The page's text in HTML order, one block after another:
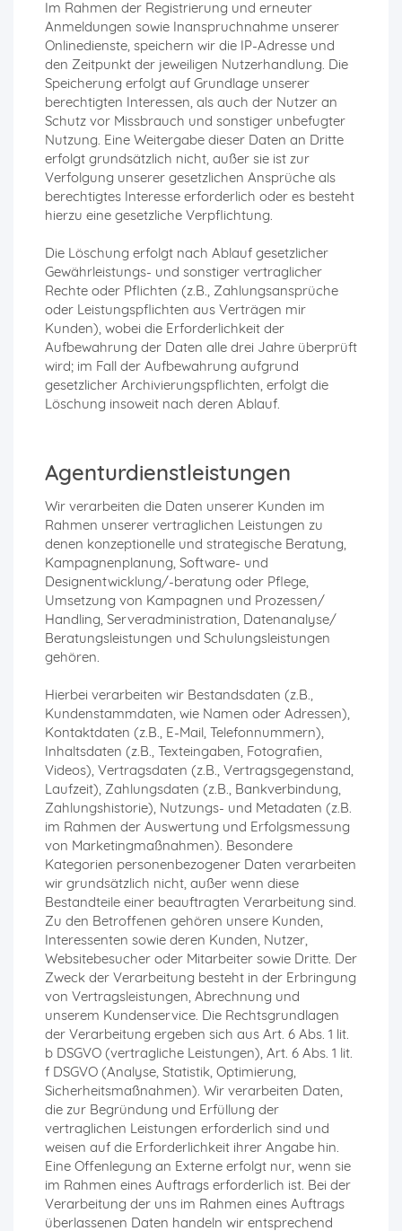
Im Rahmen der Registrierung und erneuter
Anmeldungen sowie Inanspruchnahme unserer
Onlinedienste, speichern wir die IP-Adresse und
den Zeitpunkt der jeweiligen Nutzerhandlung. Die
Speicherung erfolgt auf Grundlage unserer
berechtigten Interessen, als auch der Nutzer an
Schutz vor Missbrauch und sonstiger unbefugter
Nutzung. Eine Weitergabe dieser Daten an Dritte
erfolgt grundsätzlich nicht, außer sie ist zur
Verfolgung unserer gesetzlichen Ansprüche als
berechtigtes Interesse erforderlich oder es besteht
hierzu eine gesetzliche Verpflichtung.
Die Löschung erfolgt nach Ablauf gesetzlicher
Gewährleistungs- und sonstiger vertraglicher
Rechte oder Pflichten (z.B., Zahlungsansprüche
oder Leistungspflichten aus Verträgen mir
Kunden), wobei die Erforderlichkeit der
Aufbewahrung der Daten alle drei Jahre überprüft
wird; im Fall der Aufbewahrung aufgrund
gesetzlicher Archivierungspflichten, erfolgt die
Löschung insoweit nach deren Ablauf.
Agenturdienstleistungen
Wir verarbeiten die Daten unserer Kunden im
Rahmen unserer vertraglichen Leistungen zu
denen konzeptionelle und strategische Beratung,
Kampagnenplanung, Software- und
Designentwicklung/-beratung oder Pflege,
Umsetzung von Kampagnen und Prozessen/
Handling, Serveradministration, Datenanalyse/
Beratungsleistungen und Schulungsleistungen
gehören.
Hierbei verarbeiten wir Bestandsdaten (z.B.,
Kundenstammdaten, wie Namen oder Adressen),
Kontaktdaten (z.B., E-Mail, Telefonnummern),
Inhaltsdaten (z.B., Texteingaben, Fotografien,
Videos), Vertragsdaten (z.B., Vertragsgegenstand,
Laufzeit), Zahlungsdaten (z.B., Bankverbindung,
Zahlungshistorie), Nutzungs- und Metadaten (z.B.
im Rahmen der Auswertung und Erfolgsmessung
von Marketingmaßnahmen). Besondere
Kategorien personenbezogener Daten verarbeiten
wir grundsätzlich nicht, außer wenn diese
Bestandteile einer beauftragten Verarbeitung sind.
Zu den Betroffenen gehören unsere Kunden,
Interessenten sowie deren Kunden, Nutzer,
Websitebesucher oder Mitarbeiter sowie Dritte. Der
Zweck der Verarbeitung besteht in der Erbringung
von Vertragsleistungen, Abrechnung und
unserem Kundenservice. Die Rechtsgrundlagen
der Verarbeitung ergeben sich aus Art. 6 Abs. 1 lit.
b DSGVO (vertragliche Leistungen), Art. 6 Abs. 1 lit.
f DSGVO (Analyse, Statistik, Optimierung,
Sicherheitsmaßnahmen). Wir verarbeiten Daten,
die zur Begründung und Erfüllung der
vertraglichen Leistungen erforderlich sind und
weisen auf die Erforderlichkeit ihrer Angabe hin.
Eine Offenlegung an Externe erfolgt nur, wenn sie
im Rahmen eines Auftrags erforderlich ist. Bei der
Verarbeitung der uns im Rahmen eines Auftrags
überlassenen Daten handeln wir entsprechend